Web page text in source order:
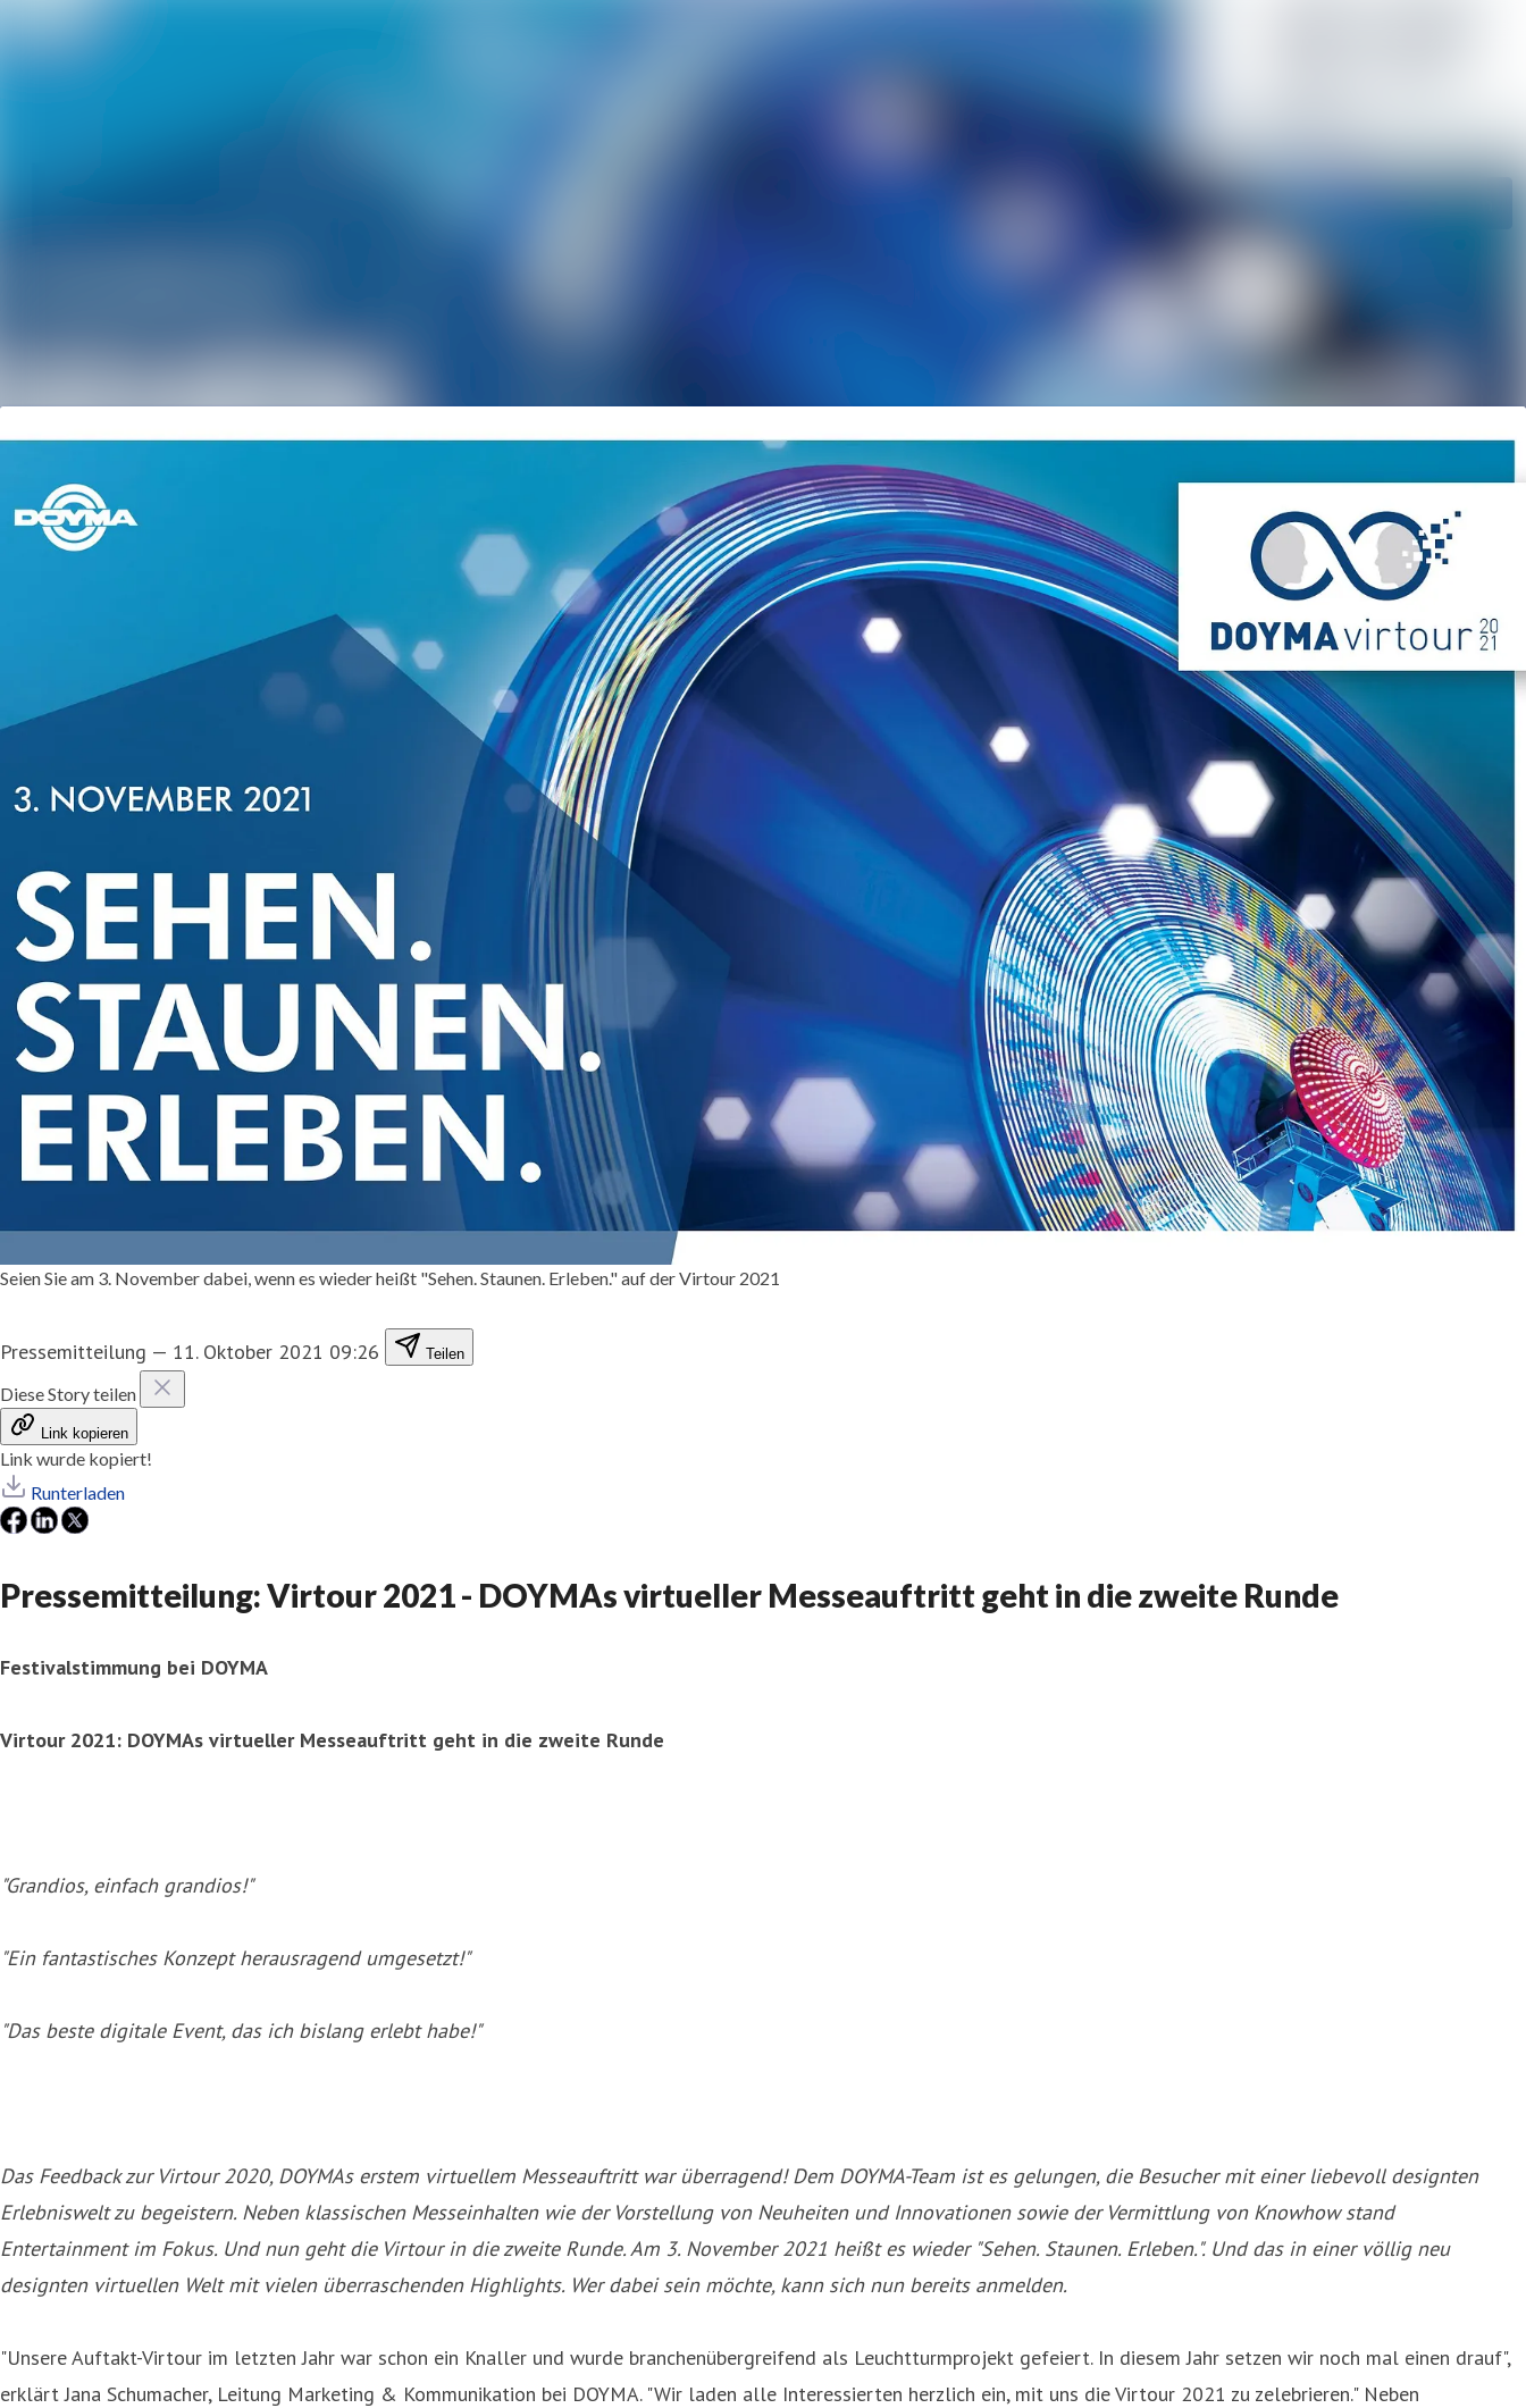
Im Newsroom suchen
Nicht mehr folgen
Seien Sie am 3. November dabei, wenn es wieder heißt "Sehen. Staunen. Erleben." auf der Virtour 2021
Pressemitteilung — 11. Oktober 2021 09:26 Teilen
Diese Story teilen
Link kopieren
Link wurde kopiert!
Runterladen
Pressemitteilung: Virtour 2021 - DOYMAs virtueller Messeauftritt geht in die zweite Runde
Festivalstimmung bei DOYMA
Virtour 2021: DOYMAs virtueller Messeauftritt geht in die zweite Runde
"Grandios, einfach grandios!"
"Ein fantastisches Konzept herausragend umgesetzt!"
"Das beste digitale Event, das ich bislang erlebt habe!"
Das Feedback zur Virtour 2020, DOYMAs erstem virtuellem Messeauftritt war überragend! Dem DOYMA-Team ist es gelungen, die Besucher mit einer liebevoll designten
Erlebniswelt zu begeistern. Neben klassischen Messeinhalten wie der Vorstellung von Neuheiten und Innovationen sowie der Vermittlung von Knowhow stand
Entertainment im Fokus. Und nun geht die Virtour in die zweite Runde. Am 3. November 2021 heißt es wieder "Sehen. Staunen. Erleben.". Und das in einer völlig neu
designten virtuellen Welt mit vielen überraschenden Highlights. Wer dabei sein möchte, kann sich nun bereits anmelden.
"Unsere Auftakt-Virtour im letzten Jahr war schon ein Knaller und wurde branchenübergreifend als Leuchtturmprojekt gefeiert. In diesem Jahr setzen wir noch mal einen drauf",
erklärt Jana Schumacher, Leitung Marketing & Kommunikation bei DOYMA. "Wir laden alle Interessierten herzlich ein, mit uns die Virtour 2021 zu zelebrieren." Neben